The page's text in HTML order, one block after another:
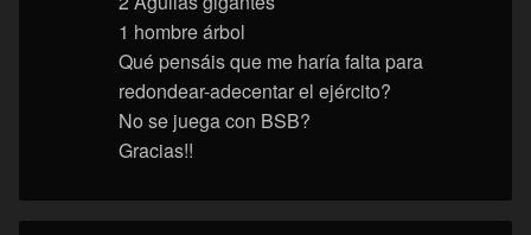
1 hombre árbol
Qué pensáis que me haría falta para
redondear-adecentar el ejército?
No se juega con BSB?
Gracias!!